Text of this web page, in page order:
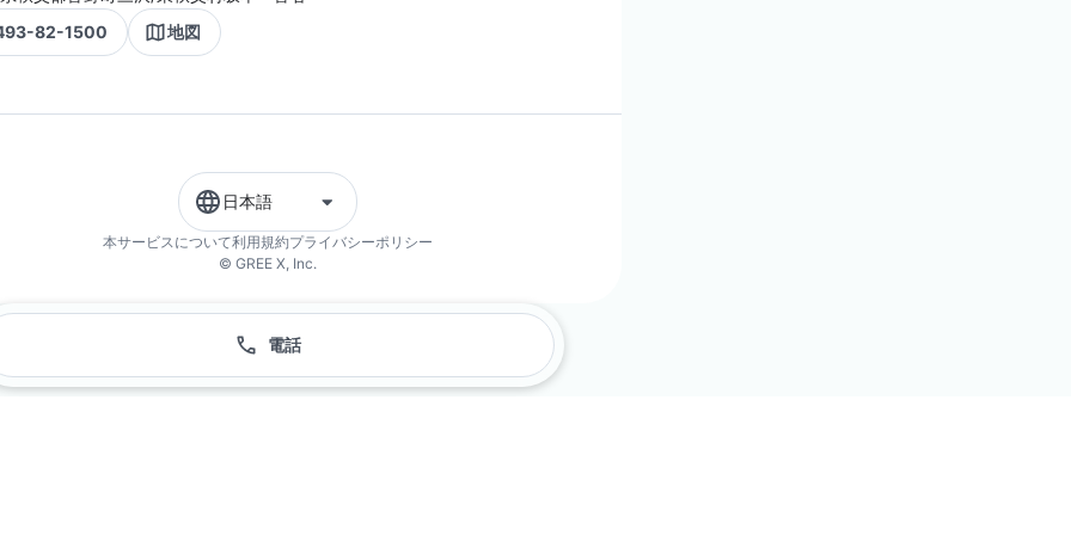
82-1500
地図
日本語
本サービスについて利用規約プライバシーポリシー
© GREE X, Inc.
電話